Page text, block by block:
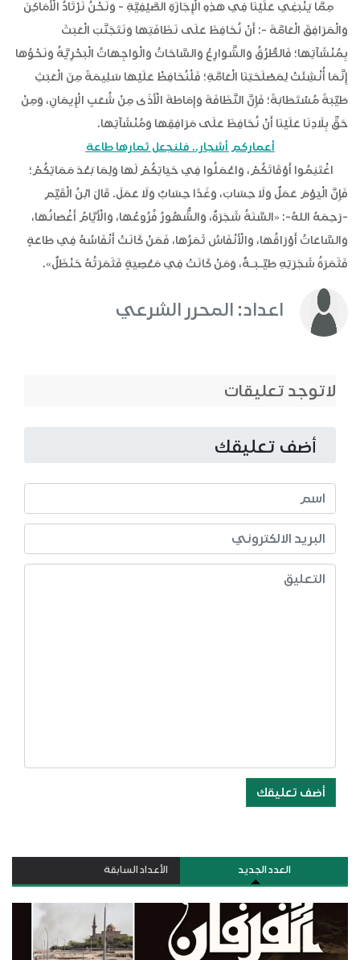
مِمَّا يَنْبَغِي عَلَيْنَا فِي هَذِهِ الْإِجَازَةِ الصَّيْفِيَّةِ - وَنَحْنُ نَرْتَادُ الْأَمَاكِنَ
وَالْمَرَافِقَ الْعَامَّةَ -: أَنْ نُحَافِظَ عَلَى نَظَافَتِهَا وَنَتَجَنَّبَ الْعَبَثَ
بِمُنْشَآتِهَا؛ فَالطُّرُقُ وَالشَّوَارِعُ وَالسَّاحَاتُ وَالْوَاجِهَاتُ الْبَحْرِيَّةُ وَنَحْوُهَا
إِنَّمَا أُنْشِئَتْ لِمَصْلَحَتِنَا الْعَامَّةِ؛ فَلْنُحَافِظْ عَلَيْهَا سَلِيمَةً مِنَ الْعَبَثِ
طَيِّبَةً مُسْتَطَابَةً؛ فَإِنَّ النَّظَافَةَ وَإِمَاطَةَ الْأَذَى مِنْ شُعَبِ الْإِيمَانِ، وَمِنْ
حَقِّ بِلَادِنَا عَلَيْنَا أَنْ نُحَافِظَ عَلَى مَرَافِقِهَا وَمُنْشَآتِهَا.
أعماركم أشجار.. فلنجعل ثمارها طاعة
اغْتَنِمُوا أَوْقَاتَكُمْ، وَاعْمَلُوا فِي حَيَاتِكُمْ لَهَا وَلِمَا بَعْدَ مَمَاتِكُمْ؛
فَإِنَّ الْيَوْمَ عَمَلٌ وَلَا حِسَابَ، وَغَدًا حِسَابٌ وَلَا عَمَلَ. قَالَ ابْنُ الْقَيِّمِ
-رَحِمَهُ اللهُ-: «السَّنَةُ شَجَرَةٌ، وَالشُّهُورُ فُرُوعُهَا، وَالْأَيَّامُ أَغْصَانُهَا،
وَالسَّاعَاتُ أَوْرَاقُهَا، وَالْأَنْفَاسُ ثَمَرُهَا، فَمَنْ كَانَتْ أَنْفَاسُهُ فِي طَاعَةٍ
فَثَمَرَةُ شَجَرَتِهِ طَيِّـبَـةٌ، وَمَنْ كَانَتْ فِي مَعْصِيَةٍ فَثَمَرَتُهُ حَنْظَلٌ».
اعداد: المحرر الشرعي
لاتوجد تعليقات
أضف تعليقك
أضف تعليقك
العدد الجديد الأعداد السابقة